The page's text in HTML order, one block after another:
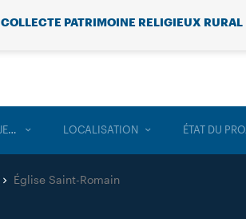
COLLECTE PATRIMOINE RELIGIEUX RURAL
TOUS LES PROJETS LOCALISATION ÉTAT DU
Église Saint-Romain